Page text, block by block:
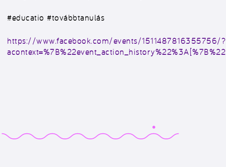
#educatio #továbbtanulás
https://www.facebook.com/events/1511487816355756/?